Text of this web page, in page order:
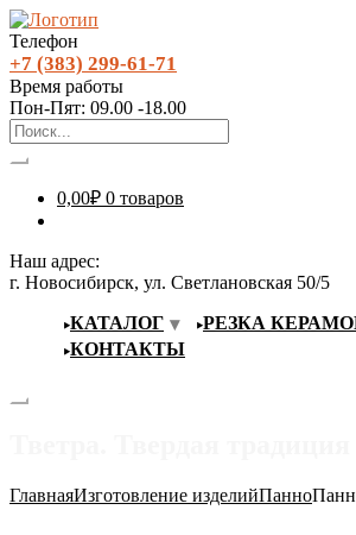
Телефон
+7 (383) 299-61-71
Время работы
Пон-Пят: 09.00 -18.00
0,00₽ 0 товаров
Наш адрес:
г. Новосибирск, ул. Светлановская 50/5
КАТАЛОГ
РЕЗКА
КОНТАКТЫ
ГлавнаяИзготовление изделийПанно